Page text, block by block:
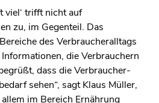
viel‘ trifft nicht auf
zu, im Gegenteil. Das
des Verbraucheralltags
die Verbrauchern
dass die Verbraucher-
sehen“, sagt Klaus Müller,
im Bereich Ernährung